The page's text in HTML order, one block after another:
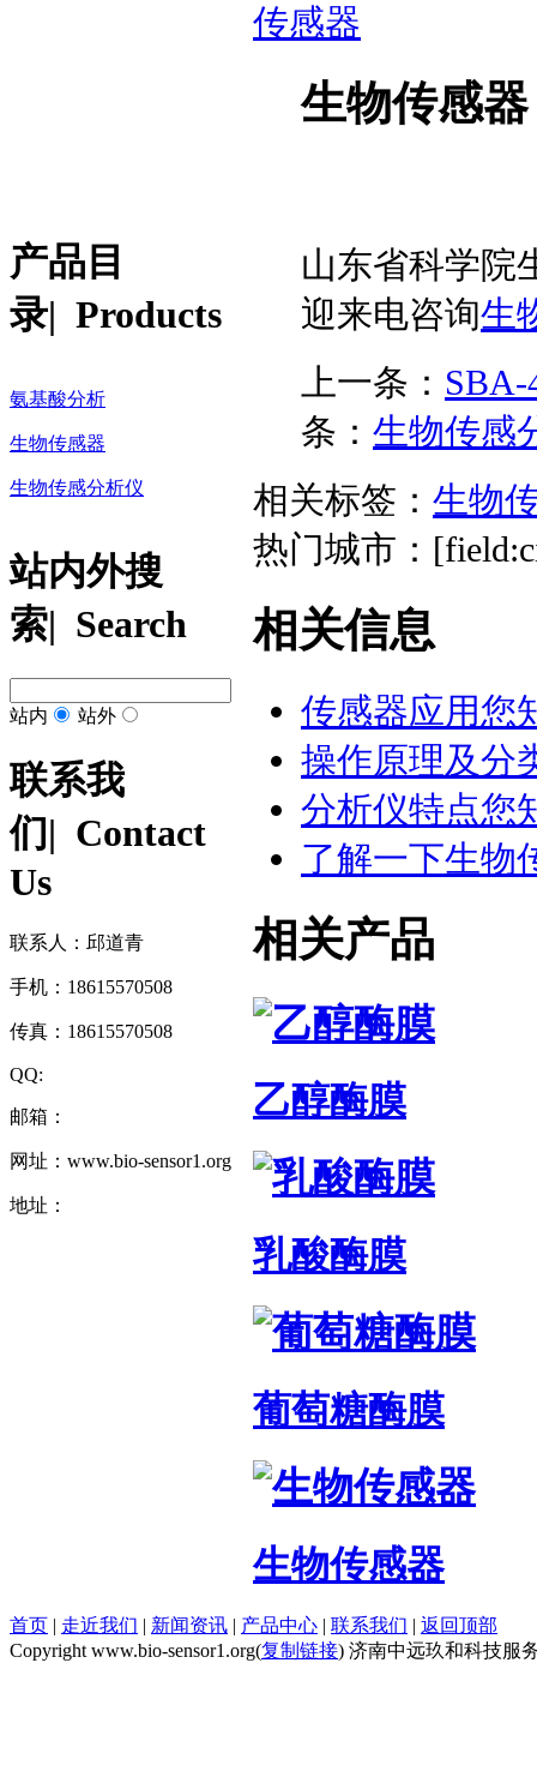
产品目
录| Products
氨基酸分析
生物传感器
生物传感分析仪
站内外搜
索| Search
站内 站外
联系我
们| Contact
Us
联系人：邱道青
手机：18615570508
传真：18615570508
QQ:
邮箱：
网址：www.bio-sensor1.org
地址：
传感器
生物传感器
山东省科学院
迎来电咨询生
上一条：
条： 生物传感
相关标签： 生物
热门城市：
相关信息
传感器应用您
操作原理及分
分析仪特点您
了解一下生物
相关产品
乙醇酶膜
乳酸酶膜
葡萄糖酶膜
生物传感器
首页 | 走近我们 | 新闻资讯 | 产品中心 | 联系我们 | 返回顶部
Copyright www.bio-sensor1.org(复制链接) 济南中远玖和科技服